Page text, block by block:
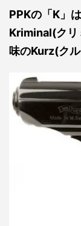
PPKの「K」
Kriminal(クリ
味のKurz(ク